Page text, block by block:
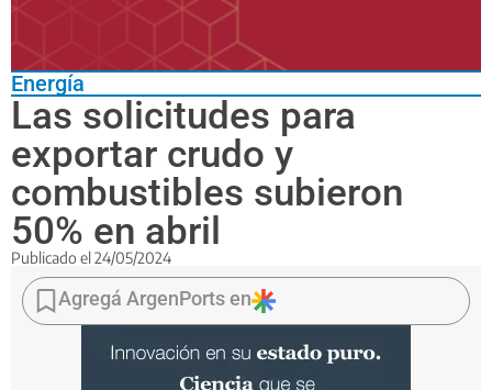
Energía
Las solicitudes para
exportar crudo y
combustibles subieron
50% en abril
Publicado el 24/05/2024
pedido
de
Agregá ArgenPorts en